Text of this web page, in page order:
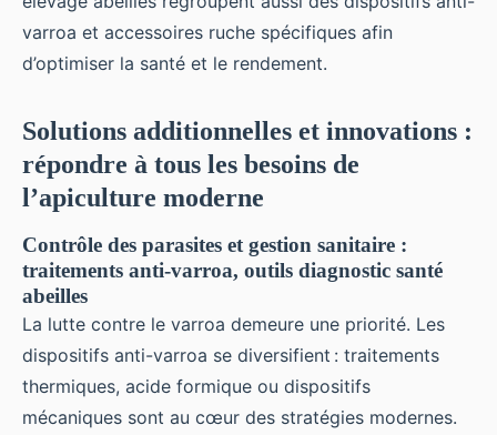
varroa et accessoires ruche spécifiques afin
d’optimiser la santé et le rendement.
Solutions additionnelles et innovations :
répondre à tous les besoins de
l’apiculture moderne
Contrôle des parasites et gestion sanitaire :
traitements anti-varroa, outils diagnostic santé
abeilles
La lutte contre le varroa demeure une priorité. Les
dispositifs anti-varroa se diversifient : traitements
thermiques, acide formique ou dispositifs
mécaniques sont au cœur des stratégies modernes.